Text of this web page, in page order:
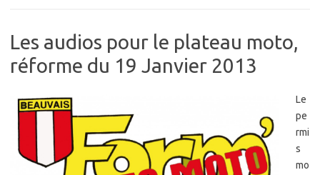
Les audios pour le plateau moto,
réforme du 19 Janvier 2013
Le
pe
rmi
s
mo